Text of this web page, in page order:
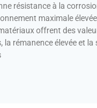
résistance à la
maximale
offrent des
la rémanence élevée et